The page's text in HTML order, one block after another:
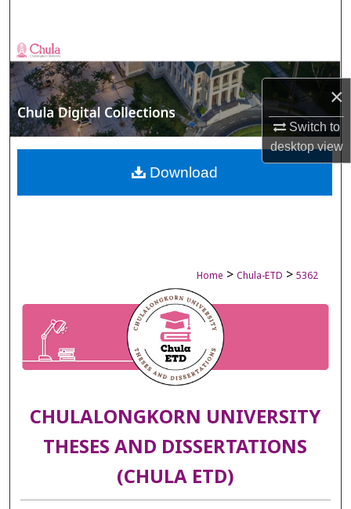
×
Switch to
desktopview
Browse Collections
My Account
About
Digital Commons Network™
Home > Chula-ETD > 5362
CHULALONGKORN UNIVERSITY
THESES AND DISSERTATIONS
(CHULA ETD)
Download